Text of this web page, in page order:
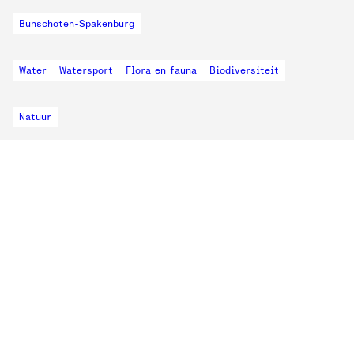
Bunschoten-Spakenburg
Water Watersport Flora en fauna Biodiversiteit
Natuur